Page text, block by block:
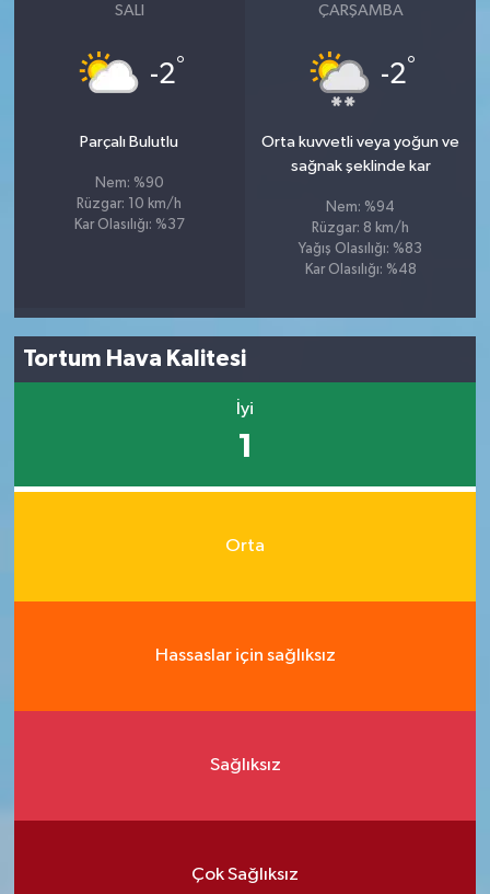
SALI
-2°
Parçalı Bulutlu
Nem: %90
Rüzgar: 10 km/h
Kar Olasılığı: %37
ÇARŞAMBA
-2°
Orta kuvvetli veya yoğun ve
sağnak şeklinde kar
Nem: %94
Rüzgar: 8 km/h
Yağış Olasılığı: %83
Kar Olasılığı: %48
Tortum Hava Kalitesi
İyi
1
Orta
Hassaslar için sağlıksız
Sağlıksız
Çok Sağlıksız